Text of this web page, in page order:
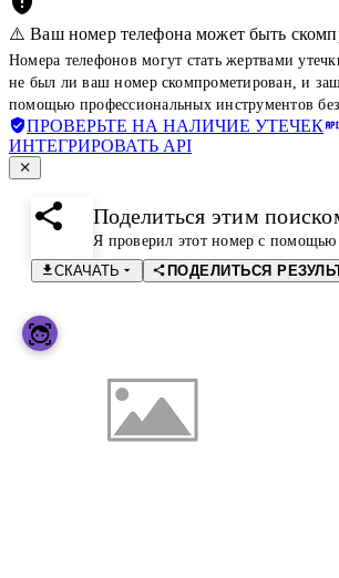
⚠️ Ваш номер телефона может быть
Номера телефонов могут стать жертвами
не был ли ваш номер скомпрометирован, и
помощью профессиональных инструментов
ПРОВЕРЬТЕ НА НАЛИЧИЕ УТЕЧЕК
ИНТЕГРИРОВАТЬ API
Поделиться этим
Я проверил этот номер с помощью
СКАЧАТЬ
ПОДЕЛИТЬСЯ